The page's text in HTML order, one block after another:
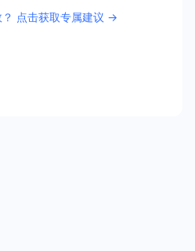
点击获取专属建议 →